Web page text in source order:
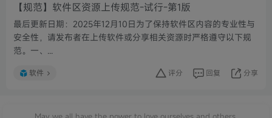
【规范】软件区资源上传规范-试行-第1版
最后更新日期：2025年12月10日为了保持软件区内容的专业性与
安全性，请发布者在上传软件或分享相关资源时严格遵守以下规
范。一、...
软件 评分 回复 分享